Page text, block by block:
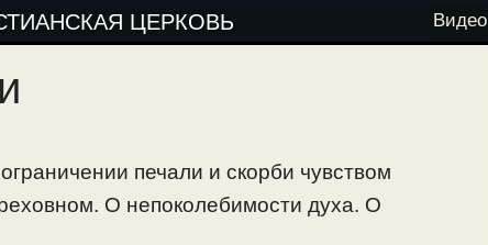
ЦЕРКОВЬ Видео
печали и скорби чувством
О непоколебимости духа. О